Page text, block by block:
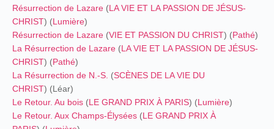
Résurrection de Lazare (LA VIE ET LA PASSION DE JÉSUS-
CHRIST) (Lumière)
Résurrection de Lazare (VIE ET PASSION DU CHRIST) (Pathé)
La Résurrection de Lazare (LA VIE ET LA PASSION DE JÉSUS-
CHRIST) (Pathé)
La Résurrection de N.-S. (SCÈNES DE LA VIE DU
CHRIST) (Léar)
Le Retour. Au bois (LE GRAND PRIX À PARIS) (Lumière)
Le Retour. Aux Champs-Élysées (LE GRAND PRIX À